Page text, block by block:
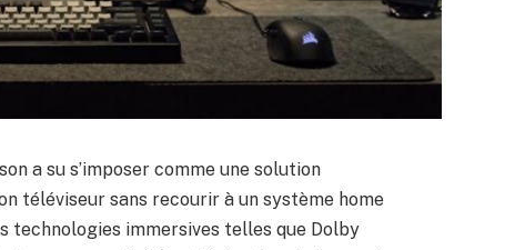
a su s’imposer comme une solution
téléviseur sans recourir à un système home
technologies immersives telles que Dolby